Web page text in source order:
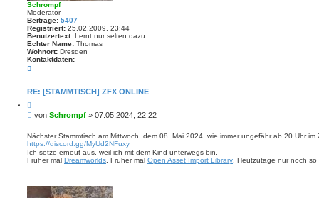
Schrompf
Moderator
Beiträge: 5407
Registriert: 25.02.2009, 23:44
Benutzertext: Lernt nur selten dazu
Echter Name: Thomas
Wohnort: Dresden
Kontaktdaten:
t
t
t
e
n
v
RE: [STAMMTISCH] ZFX ONLINE
i
t
e
r
e
n
B
i
t
r
a
von Schrompf » 07.05.2024, 22:22
Nächster Stammtisch am Mittwoch, dem 08. Mai 2024, wie immer ungefähr ab 20 Uhr im
https://discord.gg/MyUd2NFuxy
Ich setze erneut aus, weil ich mit dem Kind unterwegs bin.
Früher mal Dreamworlds . Früher mal Open Asset Import Library . Heutzutage nur noch